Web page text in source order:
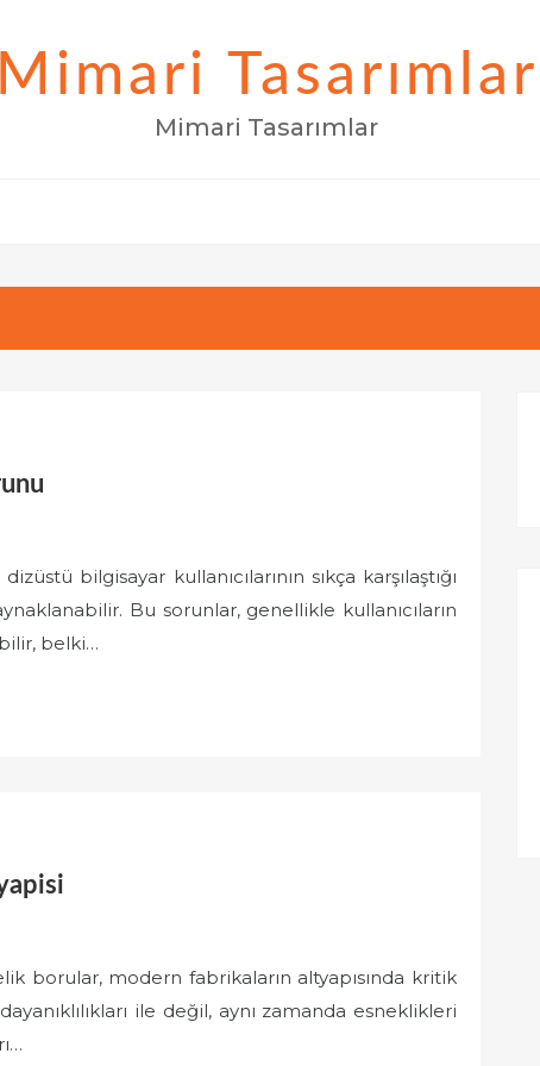
Mimari Tasarımlar
Mimari Tasarımlar
bilgisayar kullanıcılarının sıkça karşılaştığı
Bu sorunlar, genellikle kullanıcıların
belki…
borular, modern fabrikaların altyapısında kritik
ile değil, aynı zamanda esneklikleri